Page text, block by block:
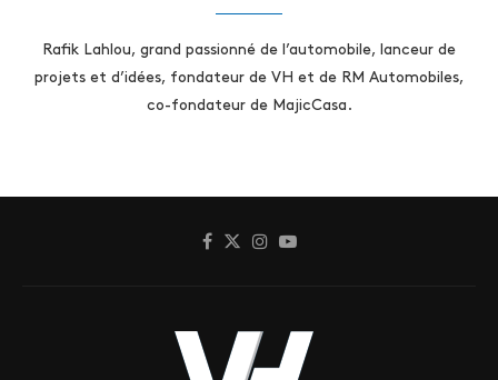
Rafik Lahlou, grand passionné de l’automobile, lanceur de
projets et d’idées, fondateur de VH et de RM Automobiles,
co-fondateur de MajicCasa.